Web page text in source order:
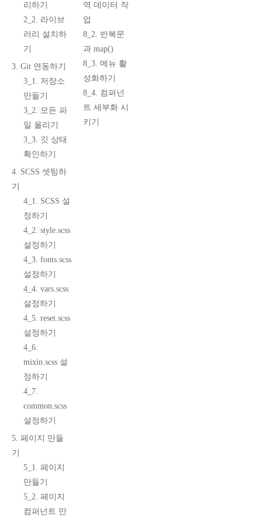
리하기
2_2. 라이브
러리 설치하
기
3. Git 연동하기
3_1. 저장소
만들기
3_2. 모든 파
일 올리기
3_3. 깃 상태
확인하기
4. SCSS 셋팅하
기
4_1. SCSS 설
정하기
4_2. style.scss
설정하기
4_3. fonts.scss
설정하기
4_4. vars.scss
설정하기
4_5. reset.scss
설정하기
4_6.
mixin.scss 설
정하기
4_7.
common.scss
설정하기
5. 페이지 만들
기
5_1. 페이지
만들기
5_2. 페이지
컴퍼넌트 만
역 데이터 작
업
8_2. 반복문
과 map()
8_3. 메뉴 활
성화하기
8_4. 컴퍼넌
트 세부화 시
키기